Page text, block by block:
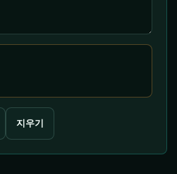
지우기